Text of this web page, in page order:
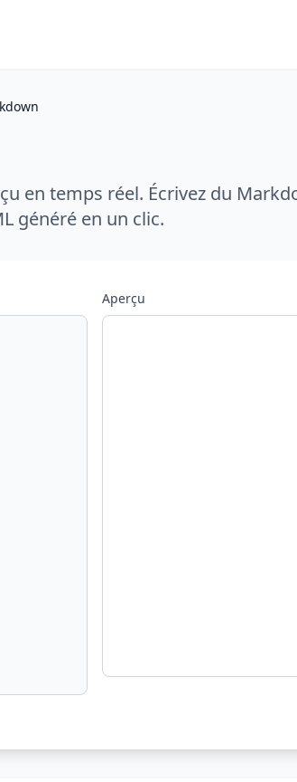
en temps réel. Écrivez du
généré en un clic.
Aperçu